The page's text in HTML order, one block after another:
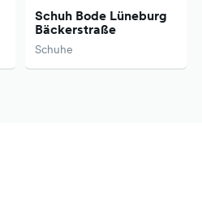
Schuh Bode Lüneburg
Bäckerstraße
Schuhe